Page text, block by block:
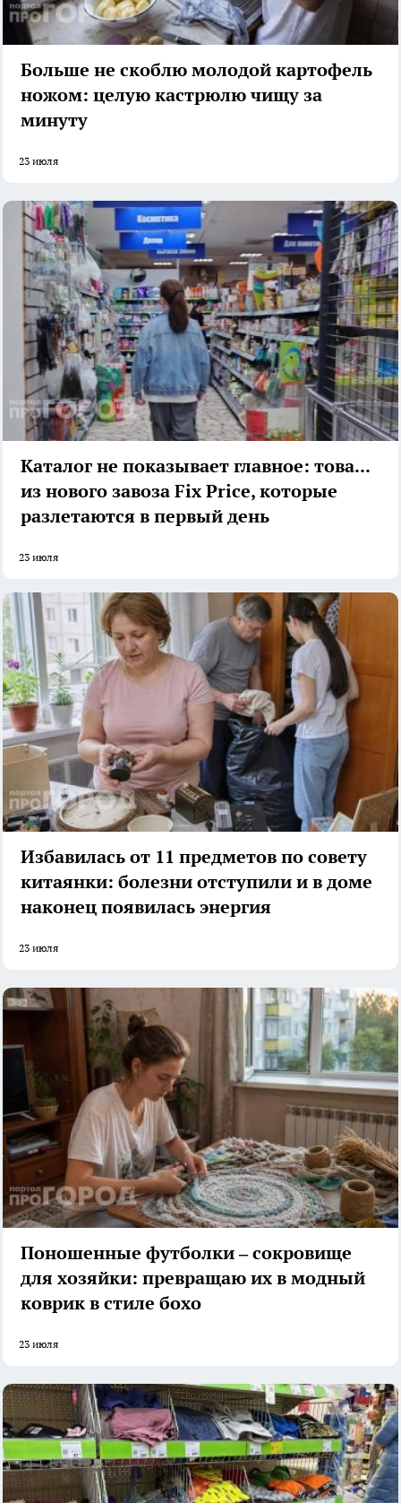
Больше не скоблю молодой картофель
ножом: целую кастрюлю чищу за
минуту
23 июля
Каталог не показывает главное: товары
из нового завоза Fix Price, которые
разлетаются в первый день
23 июля
Избавилась от 11 предметов по совету
китаянки: болезни отступили и в доме
наконец появилась энергия
23 июля
Поношенные футболки – сокровище
для хозяйки: превращаю их в модный
коврик в стиле бохо
23 июля